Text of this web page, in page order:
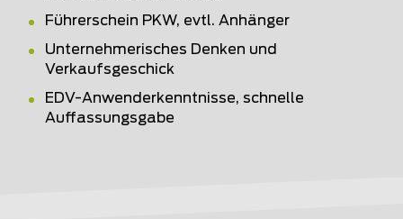
Führerschein PKW, evtl. Anhänger
Unternehmerisches Denken und
Verkaufsgeschick
EDV-Anwenderkenntnisse, schnelle
Auffassungsgabe